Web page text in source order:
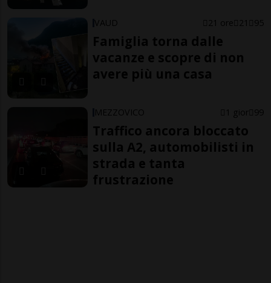
VAUD 21 ore 21 95
Famiglia torna dalle
vacanze e scopre di non
avere più una casa
MEZZOVICO 1 gior 99
Traffico ancora bloccato
sulla A2, automobilisti in
strada e tanta
frustrazione